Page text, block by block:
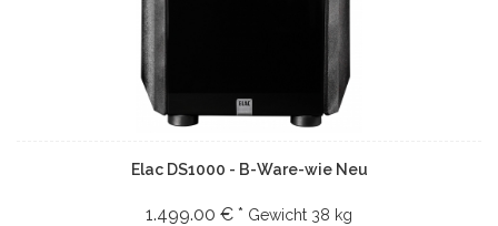
Elac DS1000 - B-Ware-wie Neu
1.499.00 € * Gewicht 38 kg